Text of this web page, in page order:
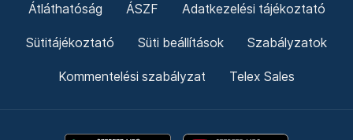
Átláthatóság ÁSZF Adatkezelési tájékoztató
Sütitájékoztató Süti beállítások Szabályzatok
Kommentelési szabályzat Telex Sales